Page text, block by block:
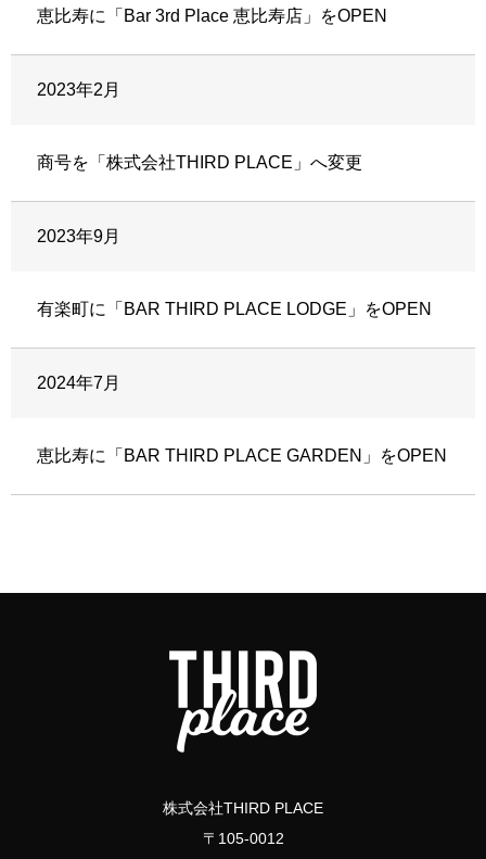
恵比寿に「Bar 3rd Place 恵比寿店」をOPEN
2023年2月
商号を「株式会社THIRD PLACE」へ変更
2023年9月
有楽町に「BAR THIRD PLACE LODGE」をOPEN
2024年7月
恵比寿に「BAR THIRD PLACE GARDEN」をOPEN
株式会社THIRD PLACE
〒105-0012